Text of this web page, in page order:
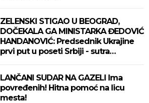
ZELENSKI STIGAO U BEOGRAD,
DOČEKALA GA MINISTARKA ĐEDOVIĆ
HANDANOVIĆ: Predsednik Ukrajine
prvi put u poseti Srbiji - sutra
LANČANI SUDAR NA GAZELI Ima
povređenih! Hitna pomoć na licu
mesta!